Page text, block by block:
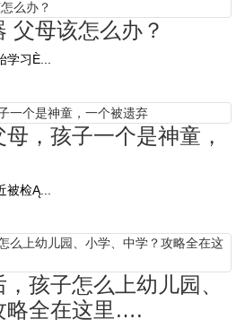
父母该怎么办？
习È...
，孩子一个是神童，
检Ą...
孩子怎么上幼儿园、
略全在这里….